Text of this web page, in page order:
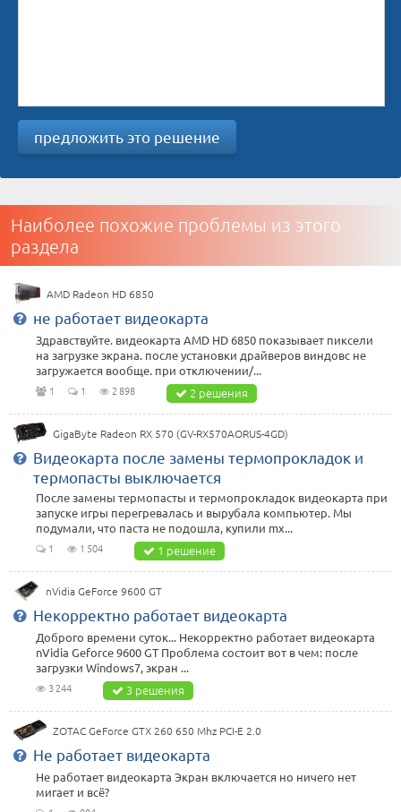
предложить это решение
Наиболее похожие проблемы из этого
раздела
AMD Radeon HD 6850
не работает видеокарта
Здравствуйте. видеокарта AMD HD 6850 показывает пиксели
на загрузке экрана. после установки драйверов виндовс не
загружается вообще. при отключении/...
1 1 2 898 2 решения
GigaByte Radeon RX 570 (GV-RX570AORUS-4GD)
Видеокарта после замены термопрокладок и
термопасты выключается
После замены термопасты и термопрокладок видеокарта при
запуске игры перегревалась и вырубала компьютер. Мы
подумали, что паста не подошла, купили mx...
1 1 504 1 решение
nVidia GeForce 9600 GT
Некорректно работает видеокарта
Доброго времени суток... Некорректно работает видеокарта
nVidia Geforce 9600 GT Проблема состоит вот в чем: после
загрузки Windows7, экран ...
3 244 3 решения
ZOTAC GeForce GTX 260 650 Mhz PCI-E 2.0
Не работает видеокарта
Не работает видеокарта Экран включается но ничего нет
мигает и всё?